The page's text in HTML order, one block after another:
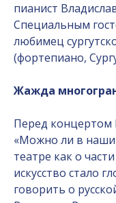
пианист
Специальным
любимец
(фортепиано,
Жажда
Перед концертом
«Можно ли в наши
театре как о
искусство стало
говорить о